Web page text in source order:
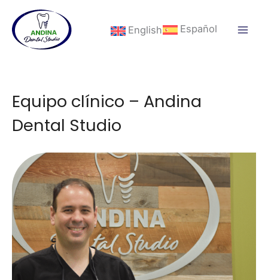
contenido
English Español
Equipo clínico – Andina
Dental Studio